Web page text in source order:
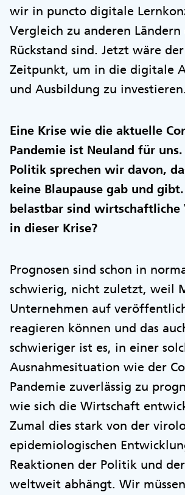
wir in puncto digitale
Vergleich zu anderen
Rückstand sind. Jetzt wäre
Zeitpunkt, um in die digitale
und Ausbildung zu investieren.
Eine Krise wie die aktuelle
Pandemie ist Neuland für
Politik sprechen wir davon,
keine Blaupause gab und
belastbar sind wirtschaftliche
in dieser Krise?
Prognosen sind schon in
schwierig, nicht zuletzt, weil
Unternehmen auf
reagieren können und das
schwieriger ist es, in einer
Ausnahmesituation wie der
Pandemie zuverlässig zu
wie sich die Wirtschaft
Zumal dies stark von der
epidemiologischen
Reaktionen der Politik und
weltweit abhängt. Wir